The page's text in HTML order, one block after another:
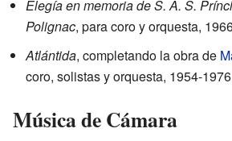
Elegía en memoria de S. A. S.
Polignac, para coro y orquesta,
Atlántida, completando la obra de
coro, solistas y orquesta, 1954-
Música de Cámara